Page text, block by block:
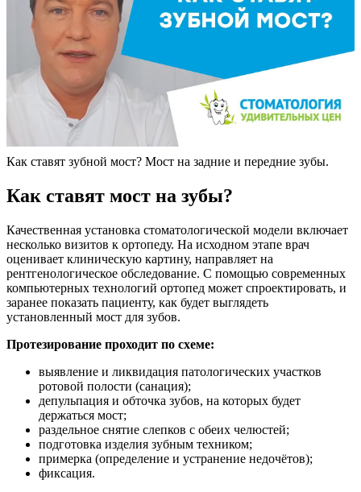
Как ставят зубной мост? Мост на задние и передние зубы.
Как ставят мост на зубы?
Качественная установка стоматологической модели включает
несколько визитов к ортопеду. На исходном этапе врач
оценивает клиническую картину, направляет на
рентгенологическое обследование. С помощью современных
компьютерных технологий ортопед может спроектировать, и
заранее показать пациенту, как будет выглядеть
установленный мост для зубов.
Протезирование проходит по схеме:
выявление и ликвидация патологических участков
ротовой полости (санация);
депульпация и обточка зубов, на которых будет
держаться мост;
раздельное снятие слепков с обеих челюстей;
подготовка изделия зубным техником;
примерка (определение и устранение недочётов);
фиксация.